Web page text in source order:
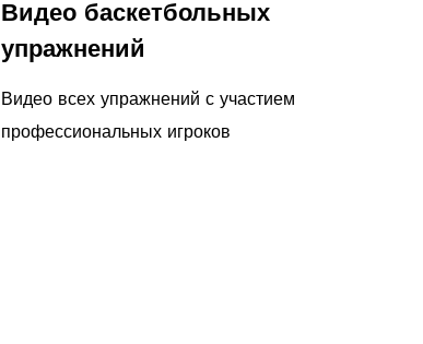
Видео баскетбольных
упражнений
Видео всех упражнений с участием
профессиональных игроков